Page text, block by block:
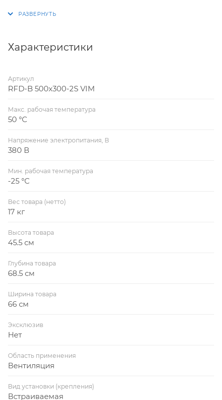
минватой. Все модели из представленной серии
Характеристики
Артикул
RFD-B 500x300-2S VIM
Макс. рабочая температура
50 °С
Напряжение электропитания, В
380 В
Мин. рабочая температура
-25 °С
Вес товара (нетто)
17 кг
Высота товара
45.5 см
Глубина товара
68.5 см
Ширина товара
66 см
Эксклюзив
Нет
Область применения
Вентиляция
Вид установки (крепления)
Встраиваемая